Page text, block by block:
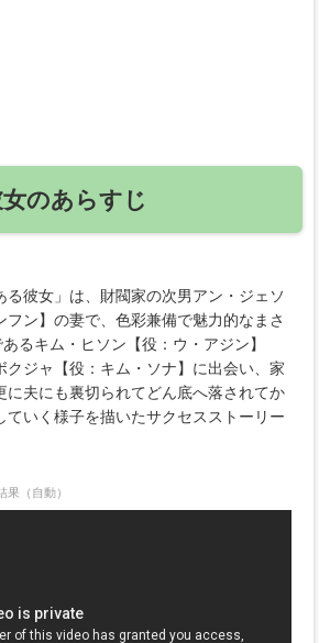
のあらすじ
る彼女」は、財閥家の次男アン・ジェソ
フン】の妻で、色彩兼備で魅力的なまさ
るキム・ヒソン【役：ウ・アジン】
クジャ【役：キム・ソナ】に出会い、家
に夫にも裏切られてどん底へ落されてか
ていく様子を描いたサクセスストーリー
果（自動）